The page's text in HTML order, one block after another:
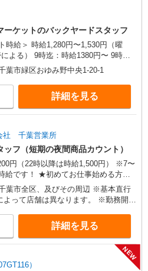
ーケットのバックヤードスタッフ
時給＞ 時給1,280円〜1,530円（曜
による） 9時迄：時給1380円〜 9時以
円〜 16時以降：時給1430円〜 ★土
日・祝＋100円 ※アルバイトさんの
容はお問い合わせください
葉市緑区おゆみ野中央1-20-1
詳細を見る
社 千葉営業所
ッフ（短期の夜間商品カウント）
円（22時以降は時給1,500円） ※7〜
てお仕事始める方に
ンティブあり！ 初日出勤日と出勤5日
♪（規定有） ＼日払いOK／ 急
も安心♪ 働いた分を給料日前に受け取
市全区、及びその周辺 ※基本直行
って店舗は異なります。 ※勤務開始
詳細を見る
）
NEW